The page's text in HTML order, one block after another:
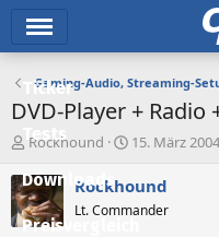
Ticker
Tests
Downloads
Preisvergleich
Gaming-Audio, Streaming-
DVD-Player + Radio
E
s
t
e
Rockhound
E
s
e
15. März 2004
Rockhound
Lt. Commander